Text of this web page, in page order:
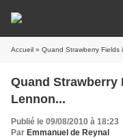
Accueil » Quand Strawberry Fields
Quand Strawberry
Lennon...
Publié le 09/08/2010 à 18:23
Par Emmanuel de Reynal